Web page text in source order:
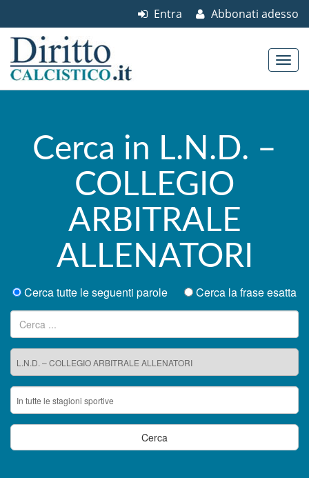
Abbonati adesso
Entra
Cerca in L.N.D. –
COLLEGIO
ARBITRALE
ALLENATORI
Cerca tutte le seguenti parole
Cerca la frase esatta
Ricerca per: